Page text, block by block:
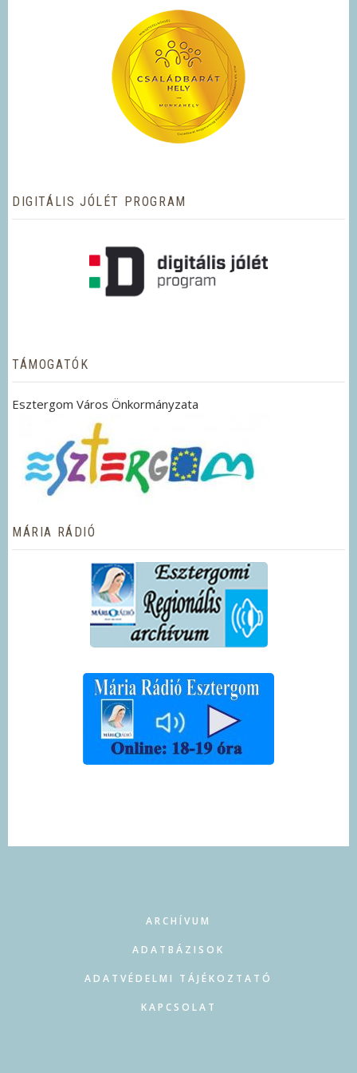
DIGITÁLIS JÓLÉT PROGRAM
TÁMOGATÓK
Esztergom Város Önkormányzata
MÁRIA RÁDIÓ
ARCHÍVUM
ADATBÁZISOK
ADATVÉDELMI TÁJÉKOZTATÓ
KAPCSOLAT